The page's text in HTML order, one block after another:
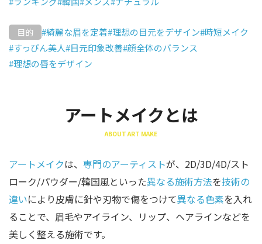
目的 #綺麗な眉を定着#理想の目元をデザイン#時短メイク
#すっぴん美人#目元印象改善#顔全体のバランス
#理想の唇をデザイン
アートメイクとは
ABOUT ART MAKE
アートメイクは、 専門のアーティストが、2D/3D/4D/スト
ローク/パウダー/韓国風といった異なる施術方法を技術の
違いにより皮膚に針や刃物で傷をつけて異なる色素を入れ
ることで、眉毛やアイライン、リップ、ヘアラインなどを
美しく整える施術です。